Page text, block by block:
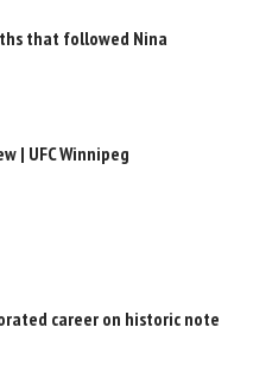
that followed Nina
| UFC Winnipeg
career on historic note